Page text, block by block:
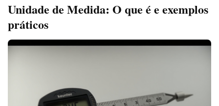
Unidade de Medida: O que é e exemplos
práticos